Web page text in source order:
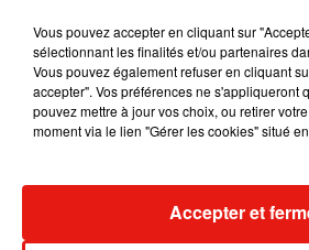
Musique
Benny Blanco
Becky G sur son
Vous pouvez accepter en cliquant sur
sélectionnant les finalités et/ou partenaires
Vous pouvez également refuser en cliquant
accepter". Vos préférences ne s'appliqueront
pouvez mettre à jour vos choix, ou retirer
moment via le lien "Gérer les cookies" situé
Accepter et